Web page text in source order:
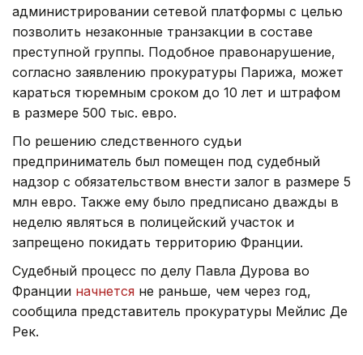
администрировании сетевой платформы с целью
позволить незаконные транзакции в составе
преступной группы. Подобное правонарушение,
согласно заявлению прокуратуры Парижа, может
караться тюремным сроком до 10 лет и штрафом
в размере 500 тыс. евро.
По решению следственного судьи
предприниматель был помещен под судебный
надзор с обязательством внести залог в размере 5
млн евро. Также ему было предписано дважды в
неделю являться в полицейский участок и
запрещено покидать территорию Франции.
Судебный процесс по делу Павла Дурова во
Франции начнется не раньше, чем через год,
сообщила представитель прокуратуры Мейлис Де
Рек.